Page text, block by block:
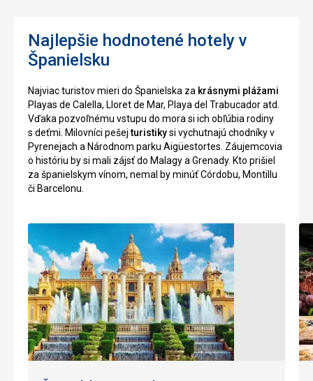
pravidelne
zriaďuje
posedenie
živej
hudbe.
Hru
golfu
vychutnajú
skúseny
hráči
golfu
začiatočníci.
Stredne
náročné
vytvorené
jazerá
terasy,
ktoré
rastliny
chránia
pred
vetrom.
Taktiež
môžete
Mallorky,
napríklad
olivovníky,
mandľovníky,
granátové
borovice,
cytrusy
Najlepšie hodnotené hotely v
Španielsku
Najviac turistov mieri do Španielska za krásnymi plážami
Playas de Calella, Lloret de Mar, Playa del Trabucador atd.
Vďaka pozvoľnému vstupu do mora si ich obľúbia rodiny
s deťmi. Milovníci pešejturistikysi vychutnajú chodníky v
Pyrenejach a Národnom parku Aigüestortes. Záujemcovia
o históriu by si mali zájsť do Malagy a Grenady. Kto prišiel
za španielskym vínom, nemal by minúť Córdobu, Montillu
či Barcelonu.